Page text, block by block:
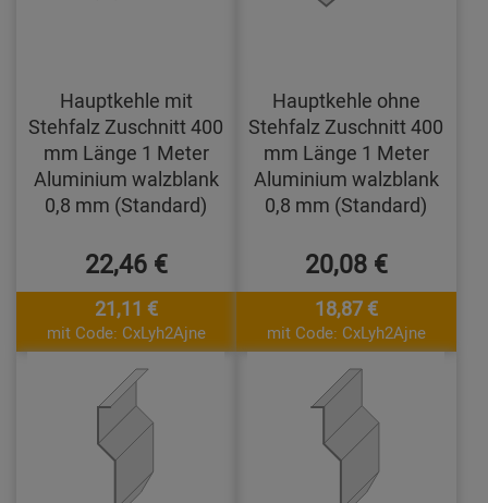
Hauptkehle mit
Stehfalz Zuschnitt 400
mm Länge 1 Meter
Aluminium walzblank
0,8 mm (Standard)
22,46 €
21,11 €
mit Code: CxLyh2Ajne
Hauptkehle ohne
Stehfalz Zuschnitt 400
mm Länge 1 Meter
Aluminium walzblank
0,8 mm (Standard)
20,08 €
18,87 €
mit Code: CxLyh2Ajne